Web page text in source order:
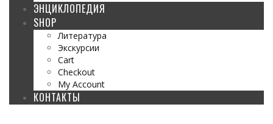
ЭНЦИКЛОПЕДИЯ
SHOP
Литература
Экскурсии
Cart
Checkout
My Account
КОНТАКТЫ